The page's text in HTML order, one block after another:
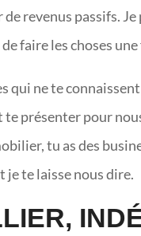
revenus passifs.
faire les choses
qui ne te
présenter pour
tu as des
je te laisse nous dire.